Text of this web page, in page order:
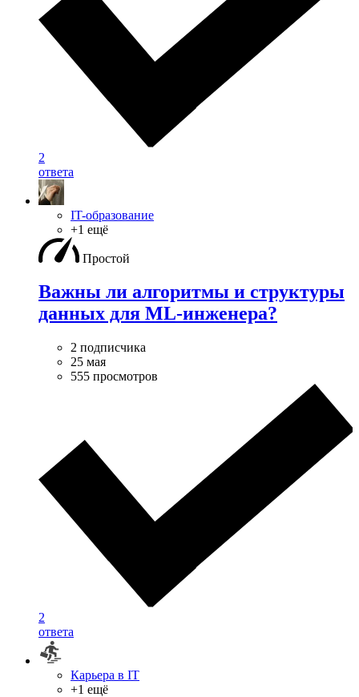
2
ответа
IT-образование
+1 ещё
Простой
Важны ли алгоритмы и структуры
данных для ML-инженера?
2 подписчика
25 мая
555 просмотров
2
ответа
Карьера в IT
+1 ещё